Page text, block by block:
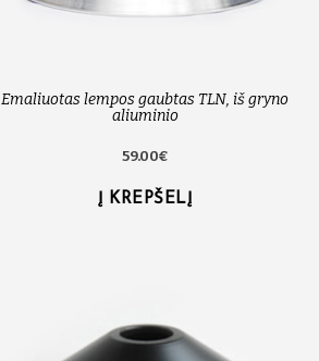
Emaliuotas lempos gaubtas TLN, iš gryno
aliuminio
59.00€
Į KREPŠELĮ